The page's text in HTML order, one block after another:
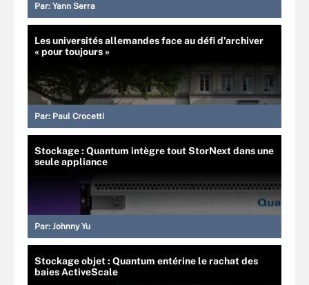
Par: Yann Serra
Les universités allemandes face au défi d’archiver
« pour toujours »
Par: Paul Crocetti
Stockage : Quantum intègre tout StorNext dans une
seule appliance
Par: Johnny Yu
Stockage objet : Quantum entérine le rachat des
baies ActiveScale